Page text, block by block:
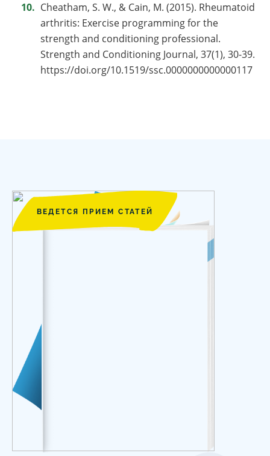
Cheatham, S. W., & Cain, M. (2015). Rheumatoid
arthritis: Exercise programming for the
strength and conditioning professional.
Strength and Conditioning Journal, 37(1), 30-39.
https://doi.org/10.1519/ssc.0000000000000117
ВЕДЕТСЯ ПРИЕМ СТАТЕЙ